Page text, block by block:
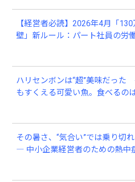
【経営者必読】2026年4月「
壁」新ルール：パート社員の労
ハリセンボンは“超”美味だった
もすくえる可愛い魚。食べるの
その暑さ、“気合い”では乗り切
― 中小企業経営者のための熱中